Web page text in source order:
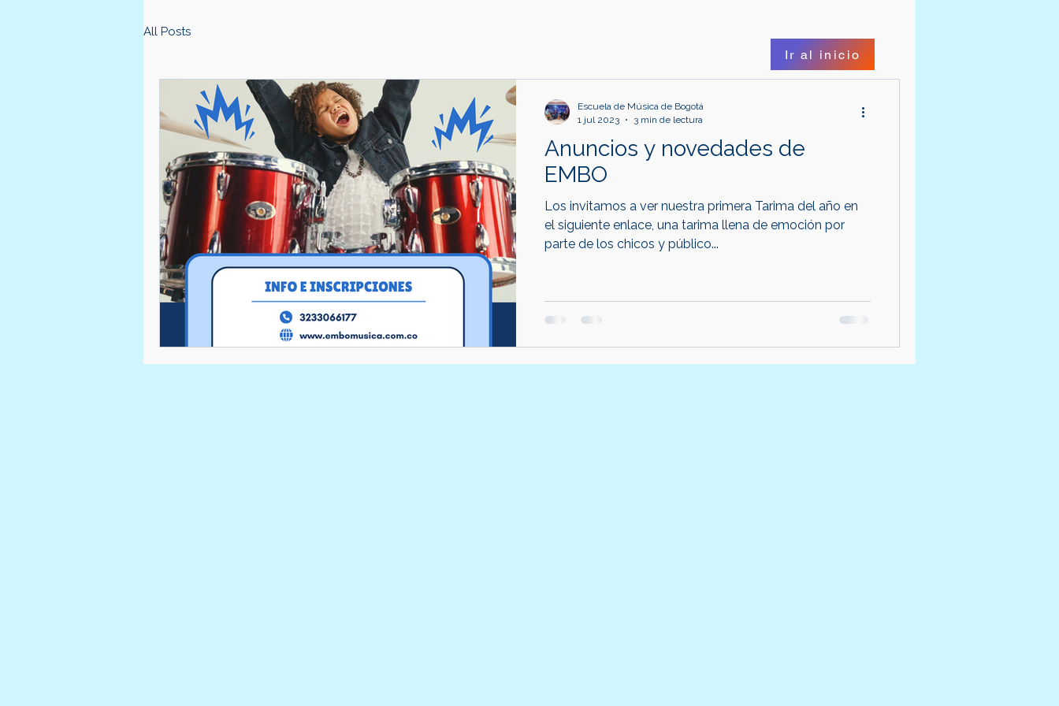
All Posts
Anuncios y novedades de
EMBO
Los invitamos a ver nuestra primera Tarima del año en
el siguiente enlace, una tarima llena de emoción por
parte de los chicos y público...
Escuela de Música de Bogotá
1 jul 2023
3 min de lectura
Ir al inicio